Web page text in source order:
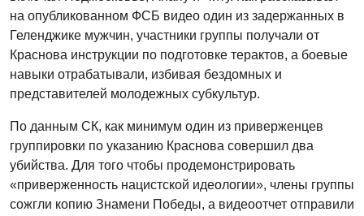
на опубликованном ФСБ видео один из задержанных в
Геленджике мужчин, участники группы получали от
Краснова инструкции по подготовке терактов, а боевые
навыки отрабатывали, избивая бездомных и
представителей молодежных субкультур.
По данным СК, как минимум один из приверженцев
группировки по указанию Краснова совершил два
убийства. Для того чтобы продемонстрировать
«приверженность нацистской идеологии», члены группы
сожгли копию Знамени Победы, а видеоотчет отправили